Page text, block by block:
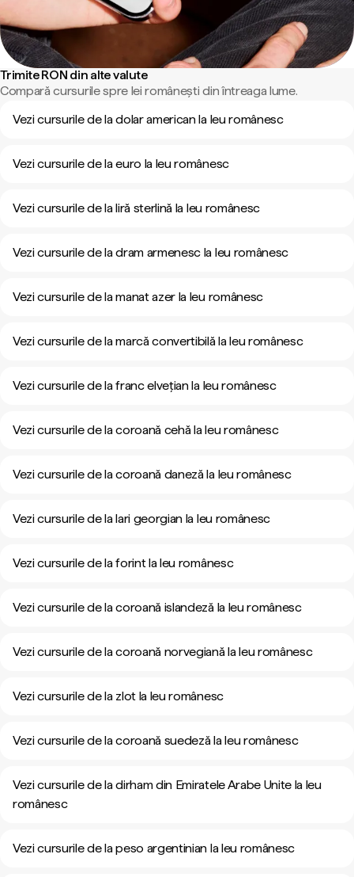
Trimite RON din alte valute
Compară cursurile spre lei românești din întreaga lume.
Vezi cursurile de la dolar american la leu românesc
Vezi cursurile de la euro la leu românesc
Vezi cursurile de la liră sterlină la leu românesc
Vezi cursurile de la dram armenesc la leu românesc
Vezi cursurile de la manat azer la leu românesc
Vezi cursurile de la marcă convertibilă la leu românesc
Vezi cursurile de la franc elvețian la leu românesc
Vezi cursurile de la coroană cehă la leu românesc
Vezi cursurile de la coroană daneză la leu românesc
Vezi cursurile de la lari georgian la leu românesc
Vezi cursurile de la forint la leu românesc
Vezi cursurile de la coroană islandeză la leu românesc
Vezi cursurile de la coroană norvegiană la leu românesc
Vezi cursurile de la zlot la leu românesc
Vezi cursurile de la coroană suedeză la leu românesc
Vezi cursurile de la dirham din Emiratele Arabe Unite la leu
românesc
Vezi cursurile de la peso argentinian la leu românesc